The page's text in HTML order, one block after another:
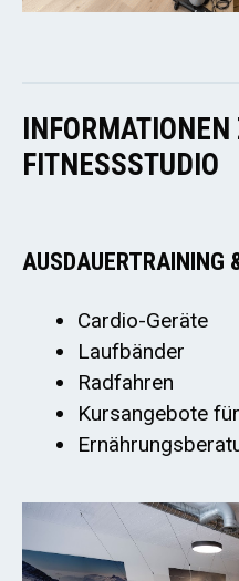
INFORMATIONEN
FITNESSSTUDIO
AUSDAUERTRAINING
Cardio-Geräte
Laufbänder
Radfahren
Kursangebote